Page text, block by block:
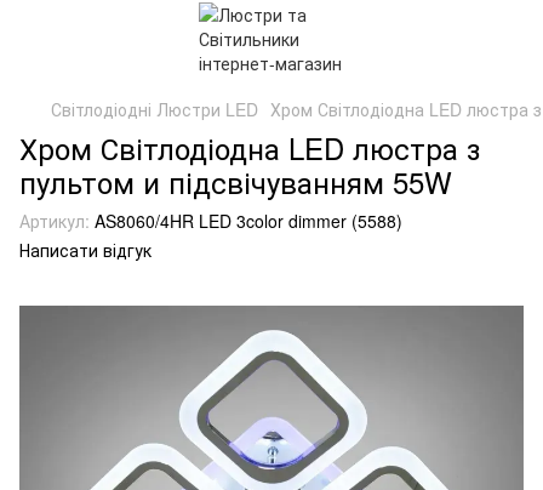
Світлодіодні Люстри LED Хром Світлодіодна LED люстра
Хром Світлодіодна LED люстра з
пультом и підсвічуванням 55W
Артикул: AS8060/4HR LED 3color dimmer (5588)
Написати відгук